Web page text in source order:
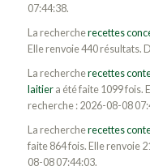
07:44:38.
La rechercherecettes
Elle renvoie 440 résultats.
La rechercherecettes
laitiera été faite 1099 fois.
recherche : 2026-08-08
La rechercherecettes
faite 864 fois. Elle renvoie
08-08 07:44:03.